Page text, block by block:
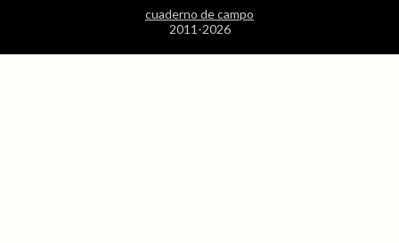
cuaderno de campo
2011-2026